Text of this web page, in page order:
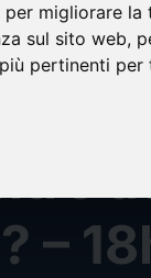
migliorare
sul sito web,
pertinenti per
–